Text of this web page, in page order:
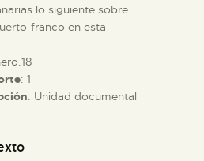
lo siguiente sobre
franco en esta
: 1
: Unidad documental